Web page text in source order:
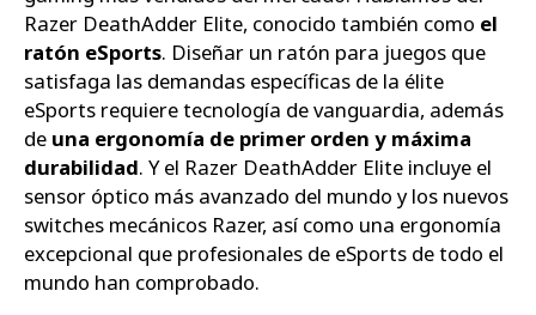
Razer DeathAdder Elite, conocido también como el
ratón eSports. Diseñar un ratón para juegos que
satisfaga las demandas específicas de la élite
eSports requiere tecnología de vanguardia, además
de una ergonomía de primer orden y máxima
durabilidad. Y el Razer DeathAdder Elite incluye el
sensor óptico más avanzado del mundo y los nuevos
switches mecánicos Razer, así como una ergonomía
excepcional que profesionales de eSports de todo el
mundo han comprobado.